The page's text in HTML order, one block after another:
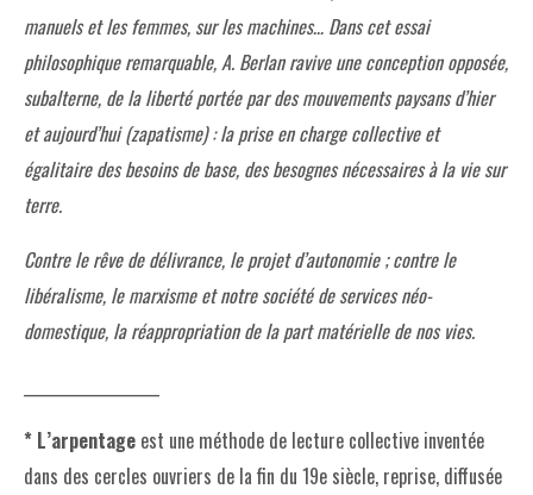
manuels et les femmes, sur les machines… Dans cet essai
philosophique remarquable, A. Berlan ravive une conception opposée,
subalterne, de la liberté portée par des mouvements paysans d’hier
et aujourd’hui (zapatisme) : la prise en charge collective et
égalitaire des besoins de base, des besognes nécessaires à la vie sur
terre.
Contre le rêve de délivrance, le projet d’autonomie ; contre le
libéralisme, le marxisme et notre société de services néo-
domestique, la réappropriation de la part matérielle de nos vies.
* L’arpentage est une méthode de lecture collective inventée
dans des cercles ouvriers de la fin du 19e siècle, reprise, diffusée